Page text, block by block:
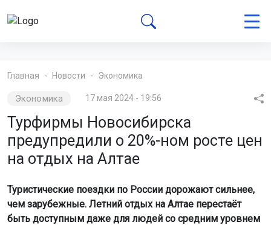
Главная Новости Экономика
Экономика 17 мая 2024 - 19:56
Турфирмы Новосибирска
предупредили о 20%-ном росте цен
на отдых на Алтае
Туристические поездки по России дорожают сильнее,
чем зарубежные. Летний отдых на Алтае перестаёт
быть доступным даже для людей со средним уровнем